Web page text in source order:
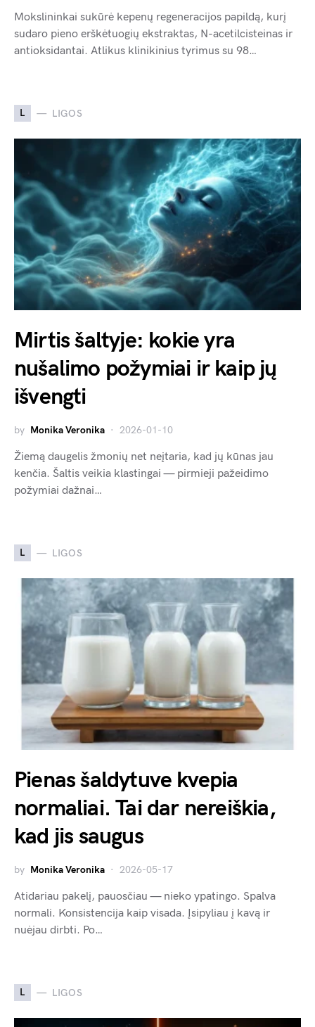
Mokslininkai sukūrė kepenų regeneracijos papildą, kurį
sudaro pieno erškėtuogių ekstraktas, N-acetilcisteinas ir
antioksidantai. Atlikus klinikinius tyrimus su 98…
L LIGOS
Mirtis šaltyje: kokie yra
nušalimo požymiai ir kaip jų
išvengti
by Monika Veronika 2026-01-10
Žiemą daugelis žmonių net neįtaria, kad jų kūnas jau
kenčia. Šaltis veikia klastingai — pirmieji pažeidimo
požymiai dažnai…
L LIGOS
Pienas šaldytuve kvepia
normaliai. Tai dar nereiškia,
kad jis saugus
by Monika Veronika 2026-05-17
Atidariau pakelį, pauosčiau — nieko ypatingo. Spalva
normali. Konsistencija kaip visada. Įsipyliau į kavą ir
nuėjau dirbti. Po…
L LIGOS